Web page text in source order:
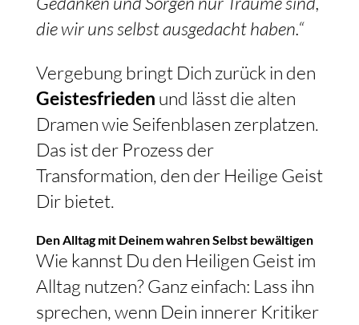
die wir uns selbst ausgedacht haben.“
Vergebung bringt Dich zurück in den
Geistesfrieden und lässt die alten
Dramen wie Seifenblasen zerplatzen.
Das ist der Prozess der
Transformation, den der Heilige Geist
Dir bietet.
Den Alltag mit Deinem wahren Selbst bewältigen
Wie kannst Du den Heiligen Geist im
Alltag nutzen? Ganz einfach: Lass ihn
sprechen, wenn Dein innerer Kritiker